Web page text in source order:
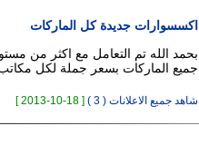
اكسسوارات جديدة كل الماركات
بحمد الله تم التعامل مع اكثر من
جميع الماركات بسعر جملة لكل مكاتب
شاهد جميع الاعلانات ( 3 ) [ 18-10-2013 ]